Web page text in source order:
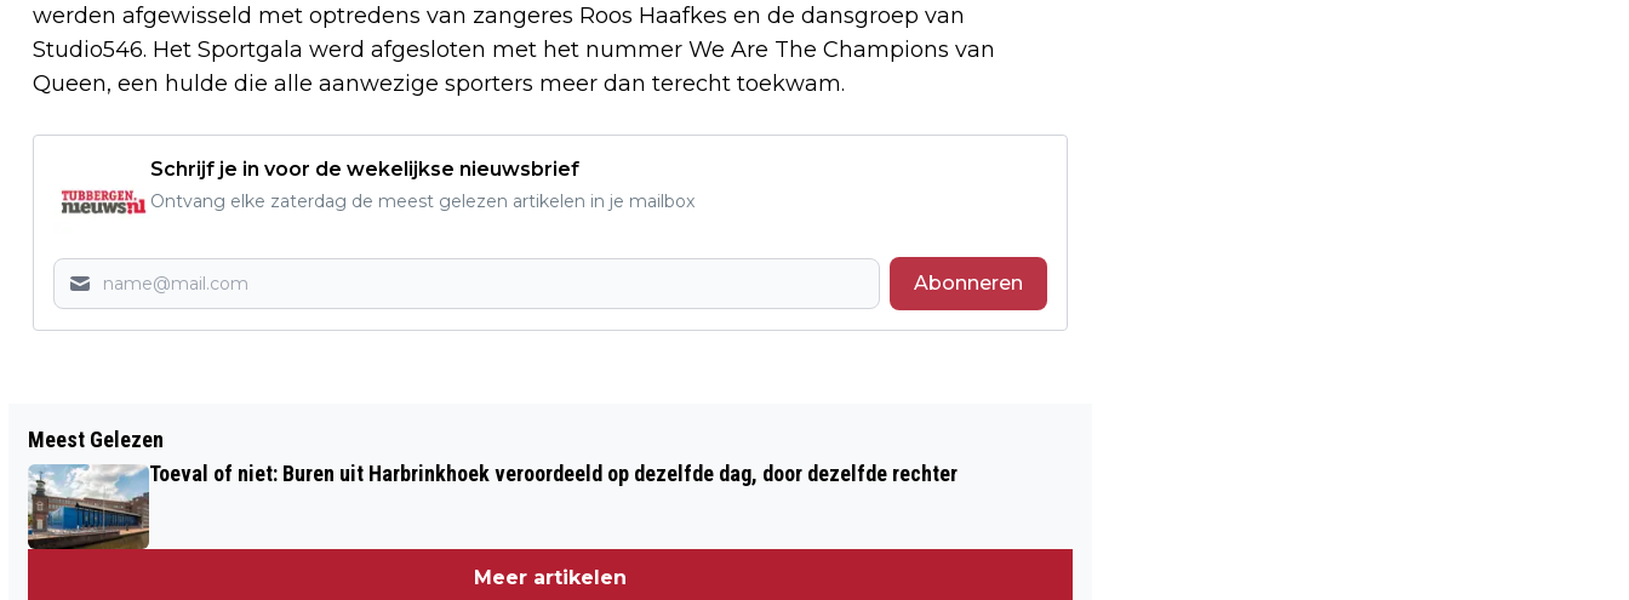
werden afgewisseld met optredens van zangeres Roos Haafkes en de dansgroep van
Studio546. Het Sportgala werd afgesloten met het nummer We Are The Champions van
Queen, een hulde die alle aanwezige sporters meer dan terecht toekwam.
Schrijf je in voor de wekelijkse nieuwsbrief
Ontvang elke zaterdag de meest gelezen artikelen in je mailbox
Abonneren
PRIJZENGELD VOOR EERSTE TWENTSE
CARNAVALSOPTOCHT NAAR
RECORDHOOGTE: TURVENDORP WACHT
Meest Gelezen
Toeval of niet: Buren uit Harbrinkhoek veroordeeld op dezelfde dag, door dezelfde rechter
Meer artikelen